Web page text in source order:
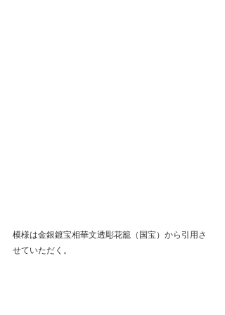
模様は金銀鍍宝相華文透彫花籠（国宝）から引用さ
せていただく。